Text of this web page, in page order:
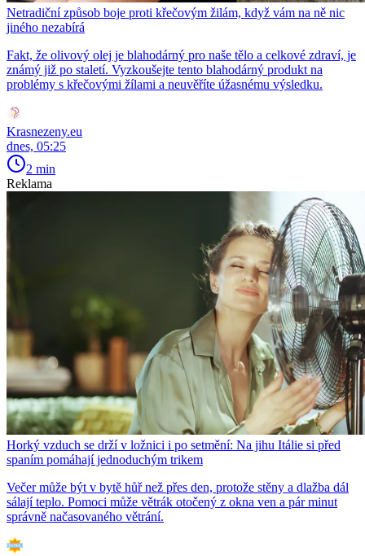
Netradiční způsob boje proti křečovým žilám, když vám na ně nic
jiného nezabírá
Fakt, že olivový olej je blahodárný pro naše tělo a celkové zdraví, je
známý již po staletí. Vyzkoušejte tento blahodárný produkt na
problémy s křečovými žílami a neuvěříte úžasnému výsledku.
Krasnezeny.eu
dnes, 05:25
2 min
Reklama
Horký vzduch se drží v ložnici i po setmění: Na jihu Itálie si před
spaním pomáhají jednoduchým trikem
Večer může být v bytě hůř než přes den, protože stěny a dlažba dál
sálají teplo. Pomoci může větrák otočený z okna ven a pár minut
správně načasovaného větrání.